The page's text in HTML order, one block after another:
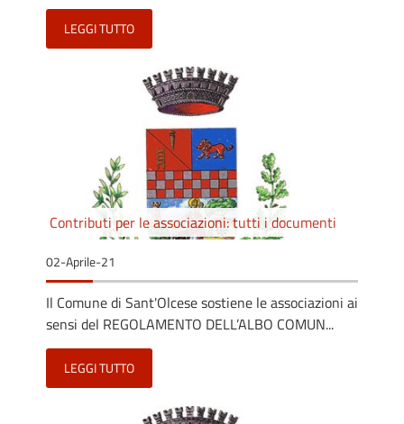
LEGGI TUTTO
Contributi per le associazioni: tutti i documenti
02-Aprile-21
Il Comune di Sant'Olcese sostiene le associazioni ai
sensi del REGOLAMENTO DELL’ALBO COMUN...
LEGGI TUTTO